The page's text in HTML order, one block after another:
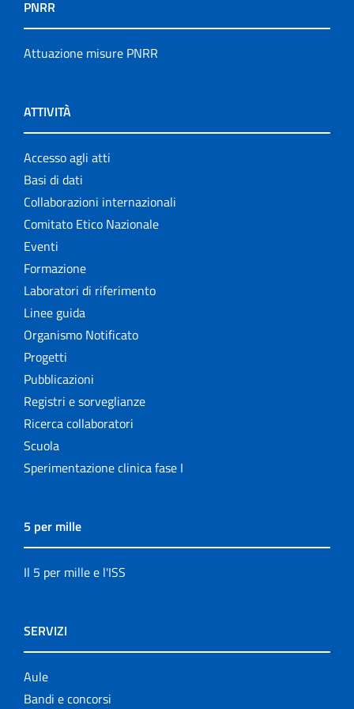
PNRR
Attuazione misure PNRR
ATTIVITÀ
Accesso agli atti
Basi di dati
Collaborazioni internazionali
Comitato Etico Nazionale
Eventi
Formazione
Laboratori di riferimento
Linee guida
Organismo Notificato
Progetti
Pubblicazioni
Registri e sorveglianze
Ricerca collaboratori
Scuola
Sperimentazione clinica fase I
5 per mille
Il 5 per mille e l'ISS
SERVIZI
Aule
Bandi e concorsi